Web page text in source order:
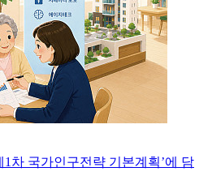
1차 국가인구전략 기본계획’에 담